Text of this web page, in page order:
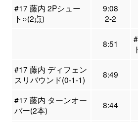
#17 藤内 2Pシュー
ト○(2点)
9:08
2-2
8:51
#17 藤内 ディフェン
スリバウンド(0-1-1)
8:49
#17 藤内 ターンオー
バー(2本)
8:44